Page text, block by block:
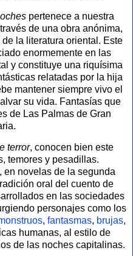
pertenece a nuestra
de una obra anónima,
la literatura oriental. Este
enormemente en las
y constituye una riquísima
relatadas por la hija
mantener siempre vivo el
su vida. Fantasías que
de Las Palmas de Gran
terror, conocen bien este
temores y pesadillas.
en novelas de la segunda
oral del cuento de
en las sociedades
personajes como los
, fantasmas, brujas,
humanas, al estilo de
de las noches capitalinas.